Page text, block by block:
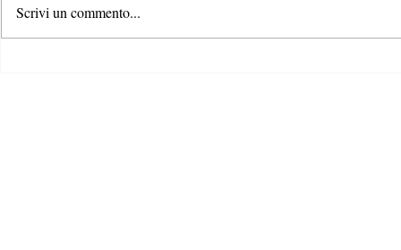
Scrivi un commento...